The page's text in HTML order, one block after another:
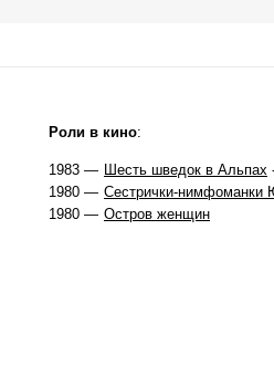
Роли в кино:
1983 — Шесть шведок в Альпах
1980 — Сестрички-нимфоманки
1980 — Остров женщин